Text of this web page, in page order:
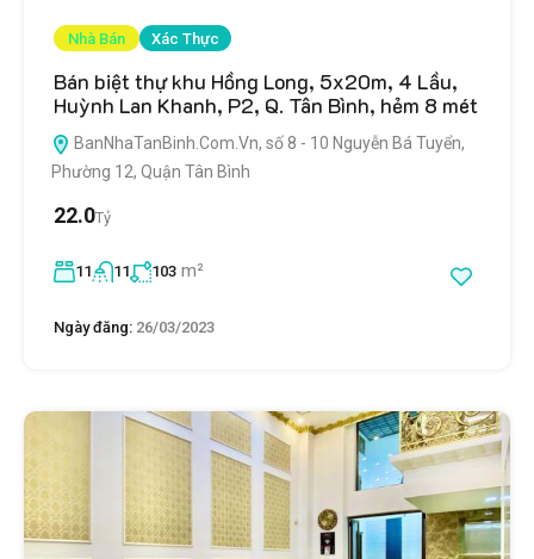
Nhà Bán Xác Thực
Bán biệt thự khu Hồng Long, 5x20m, 4 Lầu,
Huỳnh Lan Khanh, P2, Q. Tân Bình, hẻm 8 mét
BanNhaTanBinh.Com.Vn, số 8 - 10 Nguyễn Bá Tuyển,
Phường 12, Quận Tân Bình
22.0Tỷ
11 11 103 m²
Ngày đăng: 26/03/2023